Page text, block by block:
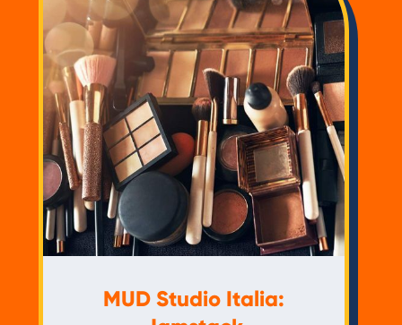
MUD Studio Italia: